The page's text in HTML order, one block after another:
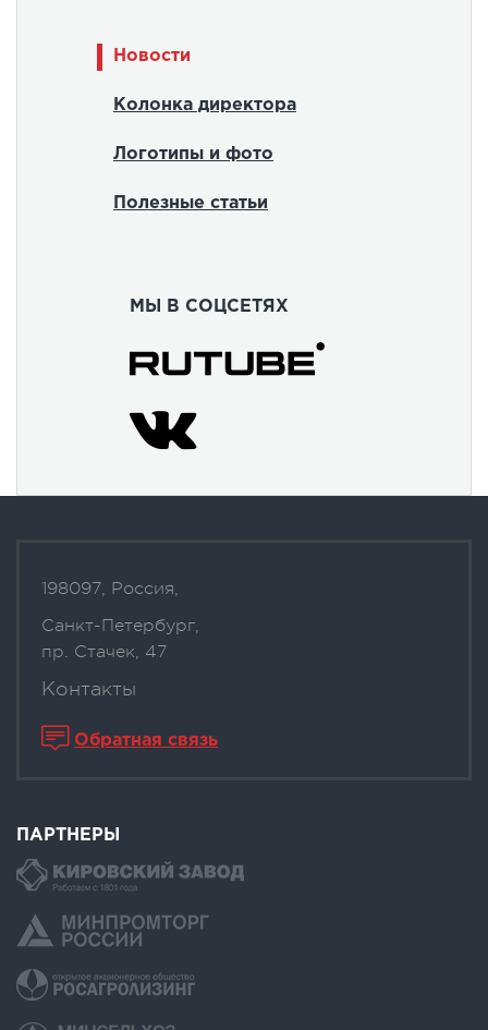
Новости
Колонка директора
Логотипы и фото
Полезные статьи
МЫ В СОЦСЕТЯХ
198097, Россия,
Санкт-Петербург,
пр. Стачек, 47
Контакты
Обратная связь
ПАРТНЕРЫ